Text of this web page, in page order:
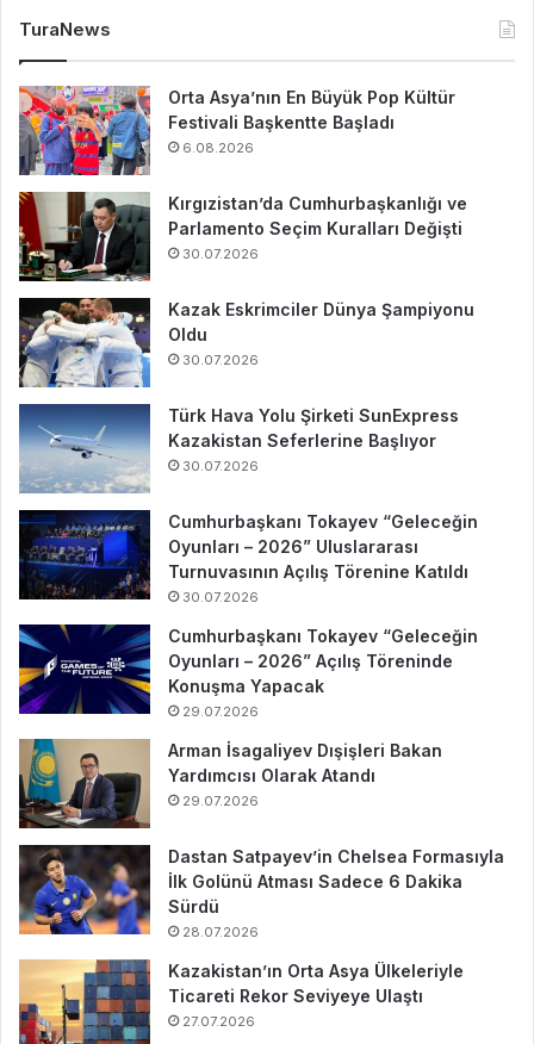
TuraNews
Orta Asya’nın En Büyük Pop Kültür
Festivali Başkentte Başladı
6.08.2026
Kırgızistan’da Cumhurbaşkanlığı ve
Parlamento Seçim Kuralları Değişti
30.07.2026
Kazak Eskrimciler Dünya Şampiyonu
Oldu
30.07.2026
Türk Hava Yolu Şirketi SunExpress
Kazakistan Seferlerine Başlıyor
30.07.2026
Cumhurbaşkanı Tokayev “Geleceğin
Oyunları – 2026” Uluslararası
Turnuvasının Açılış Törenine Katıldı
30.07.2026
Cumhurbaşkanı Tokayev “Geleceğin
Oyunları – 2026” Açılış Töreninde
Konuşma Yapacak
29.07.2026
Arman İsagaliyev Dışişleri Bakan
Yardımcısı Olarak Atandı
29.07.2026
Dastan Satpayev’in Chelsea Formasıyla
İlk Golünü Atması Sadece 6 Dakika
Sürdü
28.07.2026
Kazakistan’ın Orta Asya Ülkeleriyle
Ticareti Rekor Seviyeye Ulaştı
27.07.2026